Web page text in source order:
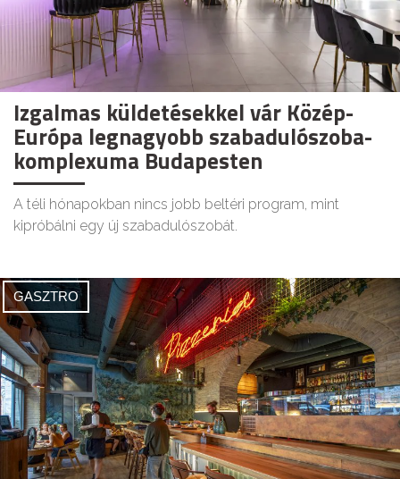
Izgalmas küldetésekkel vár Közép-
Európa legnagyobb szabadulószoba-
komplexuma Budapesten
A téli hónapokban nincs jobb beltéri program, mint
kipróbálni egy új szabadulószobát.
GASZTRO